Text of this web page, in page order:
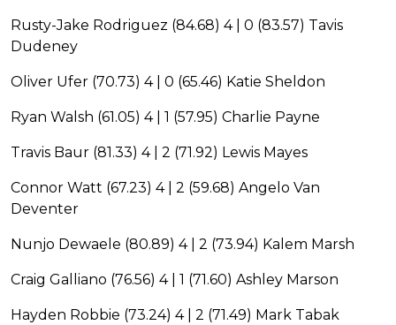
Rusty-Jake Rodriguez (84.68) 4 | 0 (83.57) Tavis
Dudeney
Oliver Ufer (70.73) 4 | 0 (65.46) Katie Sheldon
Ryan Walsh (61.05) 4 | 1 (57.95) Charlie Payne
Travis Baur (81.33) 4 | 2 (71.92) Lewis Mayes
Connor Watt (67.23) 4 | 2 (59.68) Angelo Van
Deventer
Nunjo Dewaele (80.89) 4 | 2 (73.94) Kalem Marsh
Craig Galliano (76.56) 4 | 1 (71.60) Ashley Marson
Hayden Robbie (73.24) 4 | 2 (71.49) Mark Tabak